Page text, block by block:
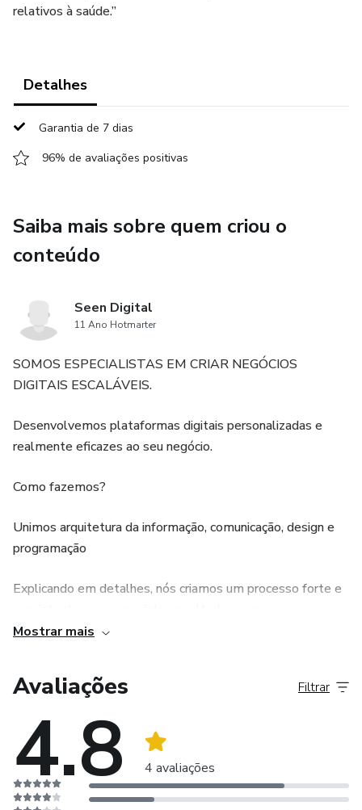
relativos à saúde.”
Detalhes
Garantia de 7 dias
96% de avaliações positivas
Saiba mais sobre quem criou o
conteúdo
Seen Digital
11 Ano Hotmarter
SOMOS ESPECIALISTAS EM CRIAR NEGÓCIOS
DIGITAIS ESCALÁVEIS.
Desenvolvemos plataformas digitais personalizadas e
realmente eficazes ao seu negócio.
Como fazemos?
Unimos arquitetura da informação, comunicação, design e
programação
Explicando em detalhes, nós criamos um processo forte e
clientes de Inbound Marketing.
mais poderosos, atuando sobre todas as etapas do seu
A solução ideal para o seu negócio digital, temos um
especialista para cada tipo de negócio.
Mostrar mais
Avaliações
4.8 4 avaliações
Filtrar